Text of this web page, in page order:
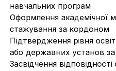
навчальних програм
Оформлення академічної
стажування за кордоном
Підтвердження рівня
або державних установ
Засвідчення відповідності